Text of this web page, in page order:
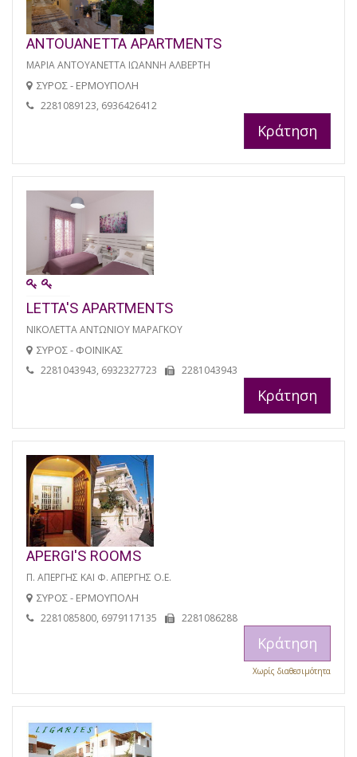
ANTOUANETTA APARTMENTS
ΜΑΡΙΑ ΑΝΤΟΥΑΝΕΤΤΑ ΙΩΑΝΝΗ ΑΛΒΕΡΤΗ
ΣΥΡΟΣ - ΕΡΜΟΥΠΟΛΗ
2281089123, 6936426412
Κράτηση
LETTA'S APARTMENTS
ΝΙΚΟΛΕΤΤΑ ΑΝΤΩΝΙΟΥ ΜΑΡΑΓΚΟΥ
ΣΥΡΟΣ - ΦΟΙΝΙΚΑΣ
2281043943, 6932327723 2281043943
Κράτηση
APERGI'S ROOMS
Π. ΑΠΕΡΓΗΣ ΚΑΙ Φ. ΑΠΕΡΓΗΣ Ο.Ε.
ΣΥΡΟΣ - ΕΡΜΟΥΠΟΛΗ
2281085800, 6979117135 2281086288
Κράτηση
Χωρίς διαθεσιμότητα